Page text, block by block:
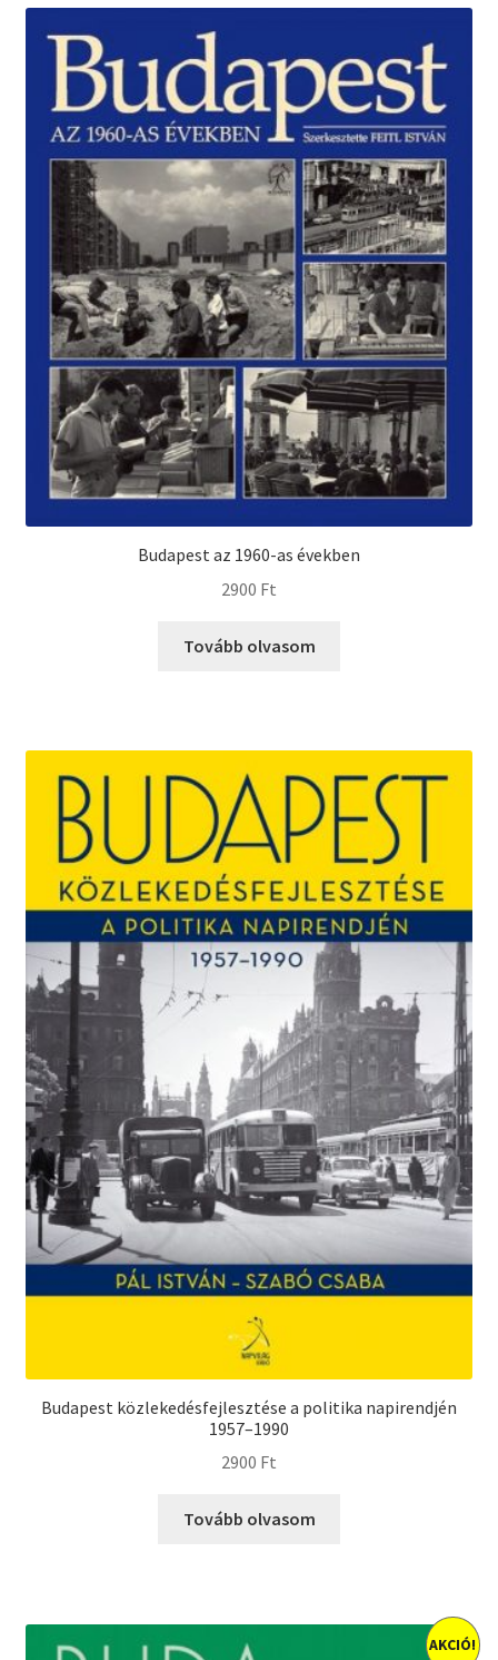
Budapest az 1960-as években
2900 Ft
Tovább olvasom
Budapest közlekedésfejlesztése a politika napirendjén
1957–1990
2900 Ft
Tovább olvasom
AKCIÓ!